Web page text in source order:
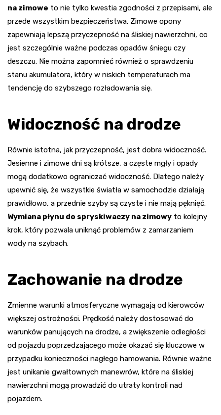
na zimowe to nie tylko kwestia zgodności z przepisami, ale
przede wszystkim bezpieczeństwa. Zimowe opony
zapewniają lepszą przyczepność na śliskiej nawierzchni, co
jest szczególnie ważne podczas opadów śniegu czy
deszczu. Nie można zapomnieć również o sprawdzeniu
stanu akumulatora, który w niskich temperaturach ma
tendencję do szybszego rozładowania się.
Widoczność na drodze
Równie istotna, jak przyczepność, jest dobra widoczność.
Jesienne i zimowe dni są krótsze, a częste mgły i opady
mogą dodatkowo ograniczać widoczność. Dlatego należy
upewnić się, że wszystkie światła w samochodzie działają
prawidłowo, a przednie szyby są czyste i nie mają pęknięć.
Wymiana płynu do spryskiwaczy na zimowy to kolejny
krok, który pozwala uniknąć problemów z zamarzaniem
wody na szybach.
Zachowanie na drodze
Zmienne warunki atmosferyczne wymagają od kierowców
większej ostrożności. Prędkość należy dostosować do
warunków panujących na drodze, a zwiększenie odległości
od pojazdu poprzedzającego może okazać się kluczowe w
przypadku konieczności nagłego hamowania. Równie ważne
jest unikanie gwałtownych manewrów, które na śliskiej
nawierzchni mogą prowadzić do utraty kontroli nad
pojazdem.